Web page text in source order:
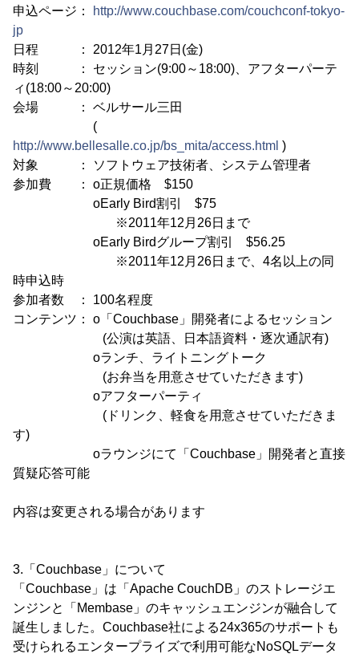
申込ページ：
http://www.couchbase.com/couchconf-tokyo-
jp
日程 ： 2012年1月27日(金)
時刻 ： セッション(9:00～18:00)、アフターパーテ
ィ(18:00～20:00)
会場 ： ベルサール三田
(
http://www.bellesalle.co.jp/bs_mita/access.html )
対象 ： ソフトウェア技術者、システム管理者
参加費 ： o正規価格 $150
oEarly Bird割引 $75
※2011年12月26日まで
oEarly Birdグループ割引 $56.25
※2011年12月26日まで、4名以上の同
時申込時
参加者数 ： 100名程度
コンテンツ： o「Couchbase」開発者によるセッション
(公演は英語、日本語資料・逐次通訳有)
oランチ、ライトニングトーク
(お弁当を用意させていただきます)
oアフターパーティ
(ドリンク、軽食を用意させていただきま
す)
oラウンジにて「Couchbase」開発者と直接
質疑応答可能
内容は変更される場合があります
3.「Couchbase」について
「Couchbase」は「Apache CouchDB」のストレージエ
ンジンと「Membase」のキャッシュエンジンが融合して
誕生しました。Couchbase社による24x365のサポートも
受けられるエンタープライズで利用可能なNoSQLデータ